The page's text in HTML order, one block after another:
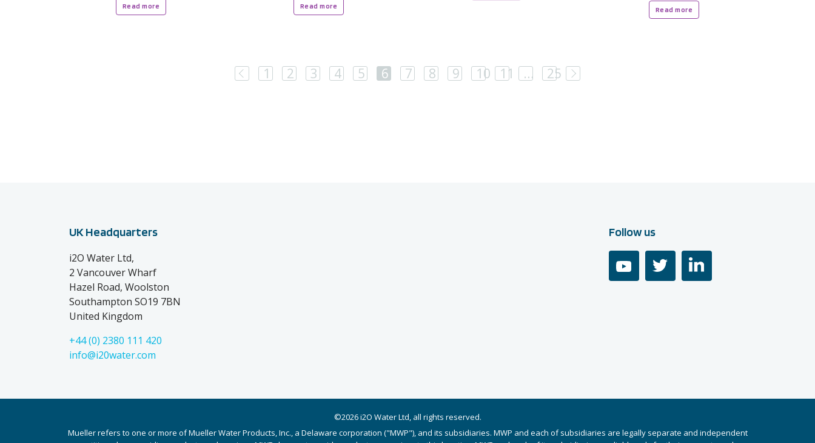
Read more Read more Read more
Previous
1 2 3 4 5 6 7 8 9 10 11 … 25 Next
UK Headquarters
i2O Water Ltd,
2 Vancouver Wharf
Hazel Road, Woolston
Southampton SO19 7BN
United Kingdom
+44 (0) 2380 111 420
info@i20water.com
Follow us
youtube twitter linkedin
©2026 i2O Water Ltd, all rights reserved.
Mueller refers to one or more of Mueller Water Products, Inc., a Delaware corporation ("MWP"), and its subsidiaries. MWP and each of subsidiaries are legally separate and independent